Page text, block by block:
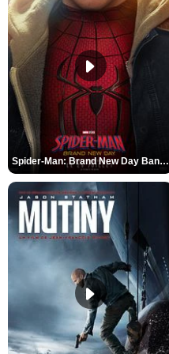
Spider-Man: Brand New Day Bande-annonce VO STFR